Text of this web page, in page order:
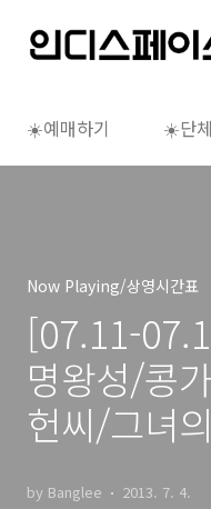
☀️예매하기 ☀️단
Now Playing/상영시간표
[07.11-
명왕성/콩
헌씨/그녀
by Banglee 2013. 7. 4.